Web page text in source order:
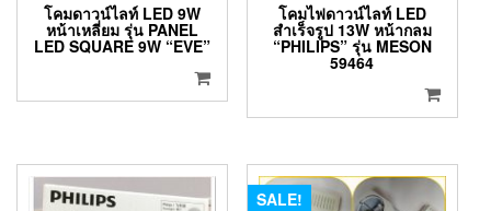
โคมดาวน์ไลท์ LED 9W
หน้าเหลี่ยม รุ่น PANEL
LED SQUARE 9W “EVE”
โคมไฟดาวน์ไลท์ LED
สำเร็จรูป 13W หน้ากลม
“PHILIPS” รุ่น MESON
59464
SALE!